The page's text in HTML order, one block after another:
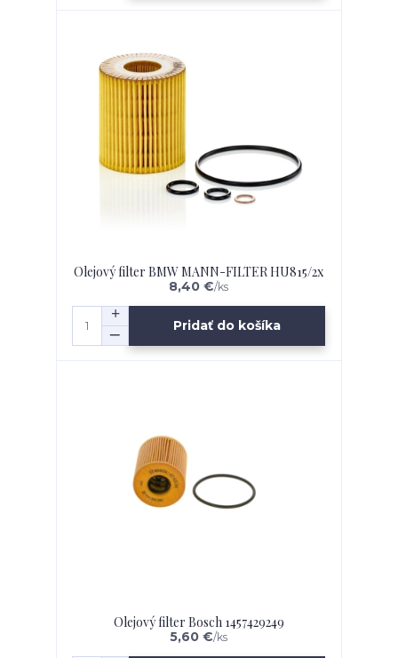
Olejový filter BMW MANN-FILTER HU815/2x
8,40 €/ks
Pridať do košíka
Olejový filter Bosch 1457429249
5,60 €/ks